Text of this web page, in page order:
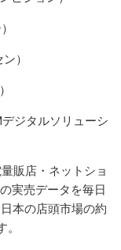
）
ジタルソリューシ
販店・ネットショ
実売データを毎日
本の店頭市場の約